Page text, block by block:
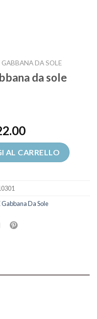
GABBANA DA SOLE
da sole
quantità
AL CARRELLO
Da Sole